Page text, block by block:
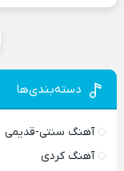
دسته‌بندی‌ها
آهنگ سنتی-قدیمی
آهنگ کردی